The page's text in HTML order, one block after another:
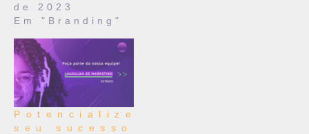
de 2023
Em "Branding"
Potencialize
seu sucesso